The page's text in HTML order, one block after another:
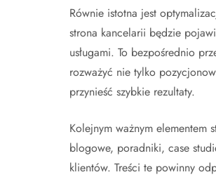
Równie istotna jest
strona kancelarii będzie
usługami. To bezpośrednio
rozważyć nie tylko
przynieść szybkie rezultaty.
Kolejnym ważnym elementem
blogowe, poradniki, case
klientów. Treści te powinny